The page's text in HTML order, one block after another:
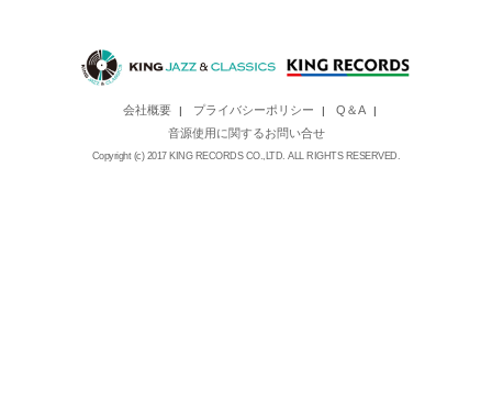
会社概要 | プライバシーポリシー | Q＆A |
音源使用に関するお問い合せ
Copyright (c) 2017 KING RECORDS CO.,LTD. ALL RIGHTS RESERVED.